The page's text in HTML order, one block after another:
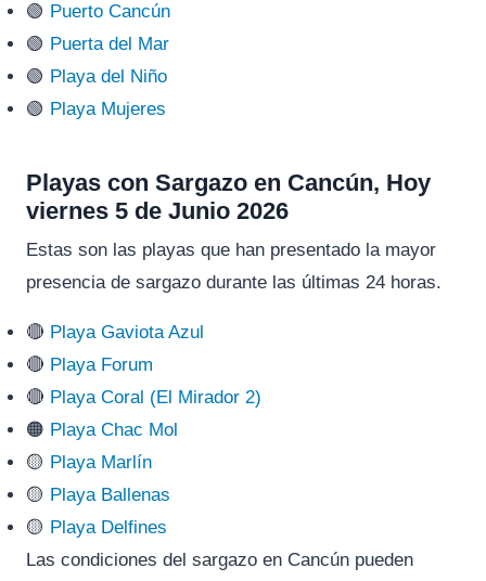
🟢 Puerto Cancún
🟢 Puerta del Mar
🟢 Playa del Niño
🟢 Playa Mujeres
Playas con Sargazo en Cancún, Hoy
viernes 5 de Junio 2026
Estas son las playas que han presentado la mayor
presencia de sargazo durante las últimas 24 horas.
🔴 Playa Gaviota Azul
🔴 Playa Forum
🔴 Playa Coral (El Mirador 2)
🟠 Playa Chac Mol
🟡 Playa Marlín
🟡 Playa Ballenas
🟡 Playa Delfines
Las condiciones del sargazo en Cancún pueden